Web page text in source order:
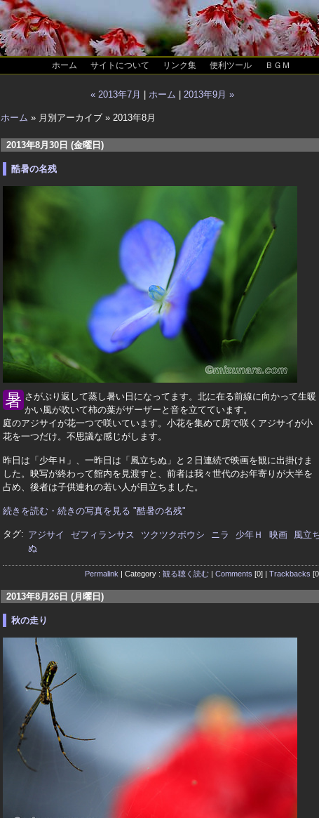
ホーム サイトについて リンク集 便利ツール ＢＧＭ
« 2013年7月 ホーム 2013年9月 »
ホーム » 月別アーカイブ » 2013年8月
2013年8月30日 (金曜日)
酷暑の名残
暑さがぶり返して蒸し暑い日になってます。北に在る前線に向かって生暖
かい風が吹いて柿の葉がザーザーと音を立てています。
庭のアジサイが花一つで咲いています。小花を集めて房で咲くアジサイが小
花を一つだけ。不思議な感じがします。
昨日は「少年Ｈ」、一昨日は「風立ちぬ」と２日連続で映画を観に出掛けま
した。映写が終わって館内を見渡すと、前者は我々世代のお年寄りが大半を
占め、後者は子供連れの若い人が目立ちました。
続きを読む・続きの写真を見る "酷暑の名残"
タグ: アジサイ ゼフィランサス ツクツクボウシ ニラ 少年Ｈ 映画
風立
ぬ
Permalink | Category : 観る聴く読む | Comments [0] | Trackbacks
2013年8月26日 (月曜日)
秋の走り